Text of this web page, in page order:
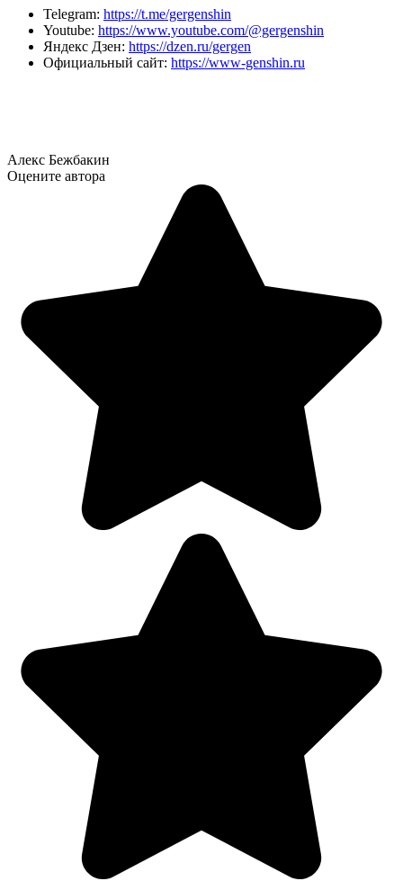
Telegram: https://t.me/gergenshin
Youtube: https://www.youtube.com/@gergenshin
Яндекс Дзен: https://dzen.ru/gergen
Официальный сайт: https://www-genshin.ru
Алекс Бежбакин
Оцените автора